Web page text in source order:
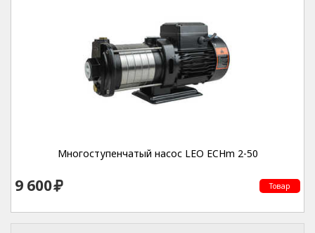
Многоступенчатый насос LEO ECHm 2-50
9 600 Товар